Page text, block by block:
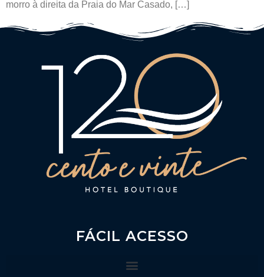
morro à direita da Praia do Mar Casado, […]
FÁCIL ACESSO